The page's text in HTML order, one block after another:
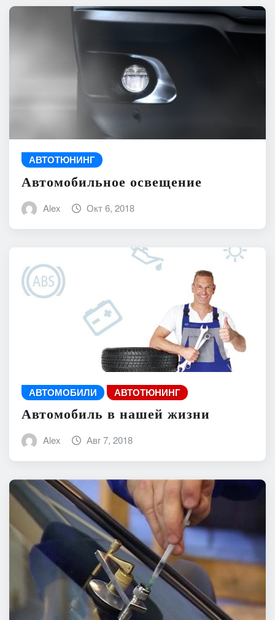
АВТОТЮНИНГ
Автомобильное освещение
Alex Окт 6, 2018
АВТОМОБИЛИ АВТОТЮНИНГ
Автомобиль в нашей жизни
Alex Авг 7, 2018